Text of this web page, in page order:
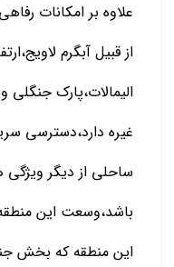
علاوه بر امکانات
از قبیل آبگرم
الیمالات،پارک
غیره دارد،دسترسی
ساحلی از دیگر
باشد،وسعت این
این منطقه که بخش